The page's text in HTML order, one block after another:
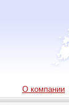
О компании